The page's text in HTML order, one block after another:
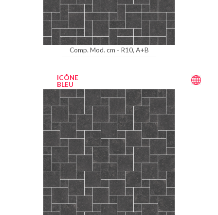
Comp. Mod. cm - R10, A+B
ICÔNE
BLEU